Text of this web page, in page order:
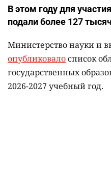
В этом году для
подали более 127
Министерство науки и
опубликовалосписок
государственных
2026-2027 учебный год.